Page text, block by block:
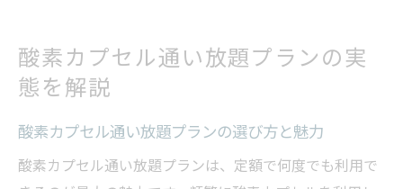
酸素カプセル通い放題プランの実
態を解説
酸素カプセル通い放題プランの選び方と魅力
酸素カプセル通い放題プランは、定額で何度でも利用で